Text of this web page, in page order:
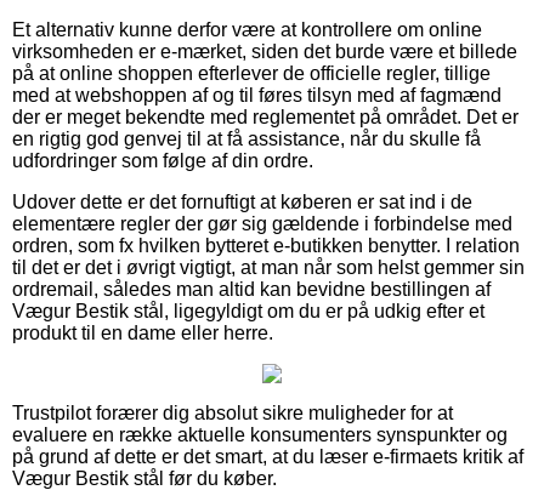
Et alternativ kunne derfor være at kontrollere om online
virksomheden er e-mærket, siden det burde være et billede
på at online shoppen efterlever de officielle regler, tillige
med at webshoppen af og til føres tilsyn med af fagmænd
der er meget bekendte med reglementet på området. Det er
en rigtig god genvej til at få assistance, når du skulle få
udfordringer som følge af din ordre.
Udover dette er det fornuftigt at køberen er sat ind i de
elementære regler der gør sig gældende i forbindelse med
ordren, som fx hvilken bytteret e-butikken benytter. I relation
til det er det i øvrigt vigtigt, at man når som helst gemmer sin
ordremail, således man altid kan bevidne bestillingen af
Vægur Bestik stål, ligegyldigt om du er på udkig efter et
produkt til en dame eller herre.
Trustpilot forærer dig absolut sikre muligheder for at
evaluere en række aktuelle konsumenters synspunkter og
på grund af dette er det smart, at du læser e-firmaets kritik af
Vægur Bestik stål før du køber.